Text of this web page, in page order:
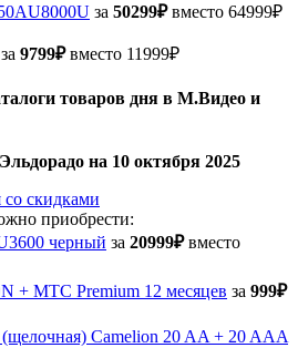
за 50299₽вместо 64999₽
за 9799₽вместо 11999₽
товаров дня в М.Видео и
на 10 октября 2025
скидками
приобрести:
черный за 20999₽вместо
+ МТС Premium 12 месяцев за 999₽
(щелочная) Camelion 20 AA + 20 AAA